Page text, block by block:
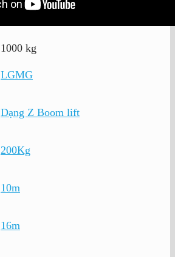
1000 kg
LGMG
Dạng Z Boom lift
200Kg
10m
16m